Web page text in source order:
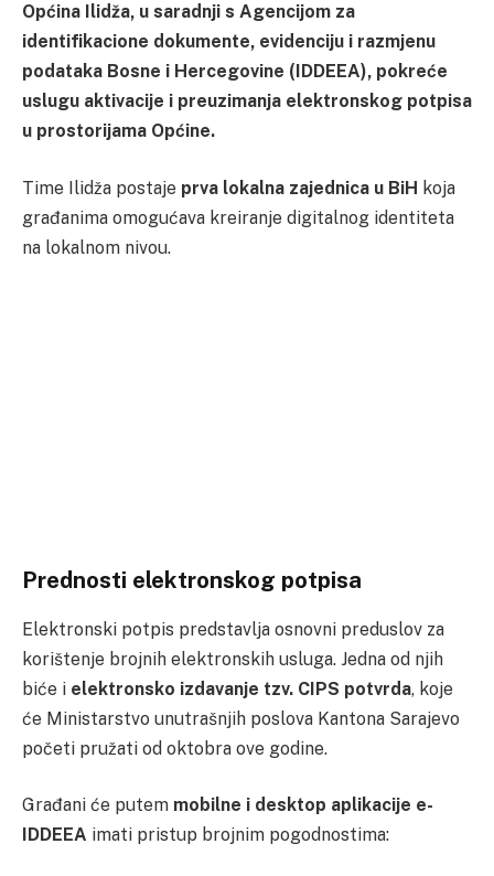
Općina Ilidža, u saradnji s Agencijom za
identifikacione dokumente, evidenciju i razmjenu
podataka Bosne i Hercegovine (IDDEEA), pokreće
uslugu aktivacije i preuzimanja elektronskog potpisa
u prostorijama Općine.
Time Ilidža postaje prva lokalna zajednica u BiH koja
građanima omogućava kreiranje digitalnog identiteta
na lokalnom nivou.
Prednosti elektronskog potpisa
Elektronski potpis predstavlja osnovni preduslov za
korištenje brojnih elektronskih usluga. Jedna od njih
biće i elektronsko izdavanje tzv. CIPS potvrda, koje
će Ministarstvo unutrašnjih poslova Kantona Sarajevo
početi pružati od oktobra ove godine.
Građani će putem mobilne i desktop aplikacije e-
IDDEEA imati pristup brojnim pogodnostima: